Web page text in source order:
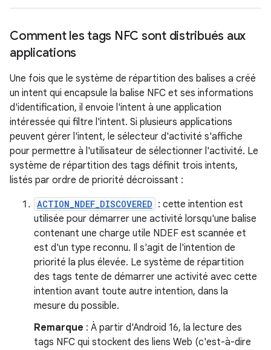
Comment les tags NFC sont distribués aux
applications
Une fois que le système de répartition des balises a créé
un intent qui encapsule la balise NFC et ses informations
d'identification, il envoie l'intent à une application
intéressée qui filtre l'intent. Si plusieurs applications
peuvent gérer l'intent, le sélecteur d'activité s'affiche
pour permettre à l'utilisateur de sélectionner l'activité. Le
système de répartition des tags définit trois intents,
listés par ordre de priorité décroissant :
ACTION_NDEF_DISCOVERED : cette intention est
utilisée pour démarrer une activité lorsqu'une balise
contenant une charge utile NDEF est scannée et
est d'un type reconnu. Il s'agit de l'intention de
priorité la plus élevée. Le système de répartition
des tags tente de démarrer une activité avec cette
intention avant toute autre intention, dans la
mesure du possible.
Remarque : À partir d'Android 16, la lecture des
tags NFC qui stockent des liens Web (c'est-à-dire